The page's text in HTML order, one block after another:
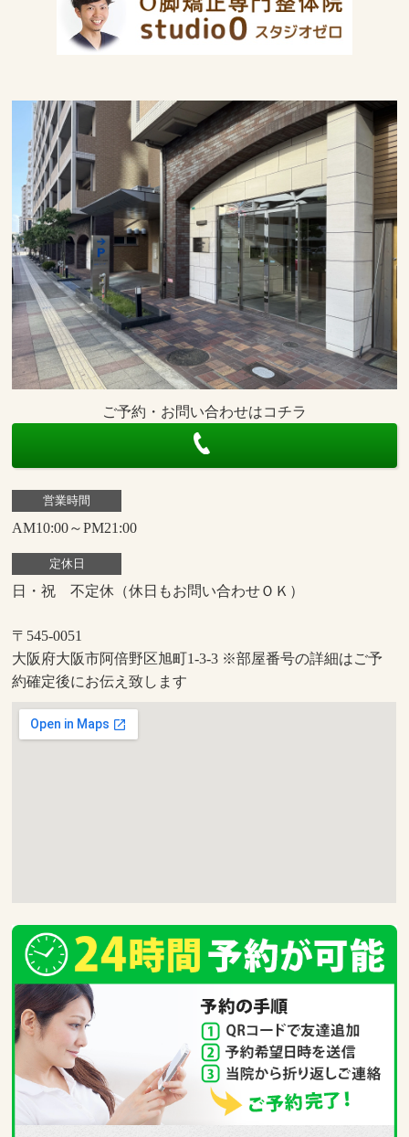
ご予約・お問い合わせはコチラ
営業時間
AM10:00～PM21:00
定休日
日・祝 不定休（休日もお問い合わせＯＫ）
〒545-0051
大阪府大阪市阿倍野区旭町1-3-3 ※部屋番号の詳細はご予
約確定後にお伝え致します